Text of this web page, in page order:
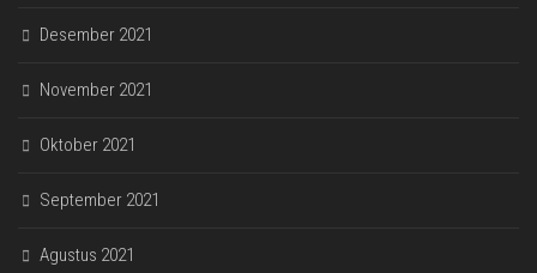
Desember 2021
November 2021
Oktober 2021
September 2021
Agustus 2021